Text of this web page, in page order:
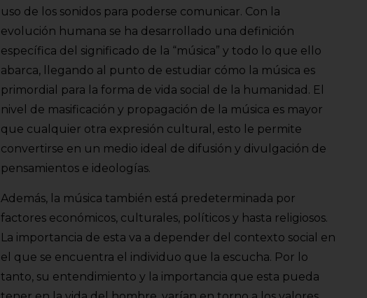
uso de los sonidos para poderse comunicar. Con la
evolución humana se ha desarrollado una definición
específica del significado de la “música” y todo lo que ello
abarca, llegando al punto de estudiar cómo la música es
primordial para la forma de vida social de la humanidad. El
nivel de masificación y propagación de la música es mayor
que cualquier otra expresión cultural, esto le permite
convertirse en un medio ideal de difusión y divulgación de
pensamientos e ideologías.
Además, la música también está predeterminada por
factores económicos, culturales, políticos y hasta religiosos.
La importancia de esta va a depender del contexto social en
el que se encuentra el individuo que la escucha. Por lo
tanto, su entendimiento y la importancia que esta pueda